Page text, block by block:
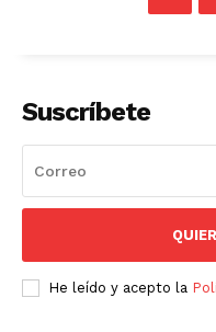
Suscríbete
He leído y acepto la